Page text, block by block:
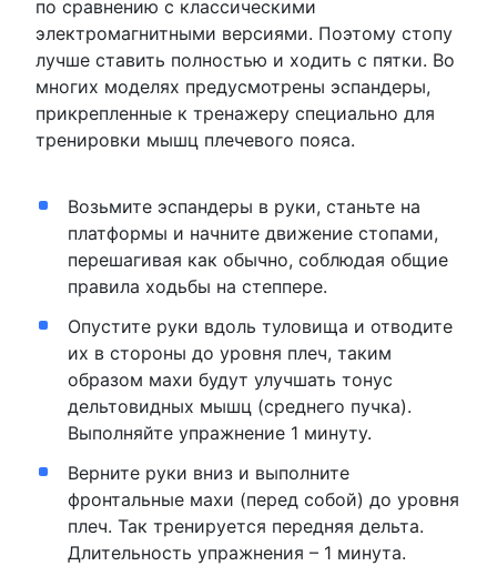
по сравнению с классическими
электромагнитными версиями. Поэтому стопу
лучше ставить полностью и ходить с пятки. Во
многих моделях предусмотрены эспандеры,
прикрепленные к тренажеру специально для
тренировки мышц плечевого пояса.
Возьмите эспандеры в руки, станьте на
платформы и начните движение стопами,
перешагивая как обычно, соблюдая общие
правила ходьбы на степпере.
Опустите руки вдоль туловища и отводите
их в стороны до уровня плеч, таким
образом махи будут улучшать тонус
дельтовидных мышц (среднего пучка).
Выполняйте упражнение 1 минуту.
Верните руки вниз и выполните
фронтальные махи (перед собой) до уровня
плеч. Так тренируется передняя дельта.
Длительность упражнения – 1 минута.